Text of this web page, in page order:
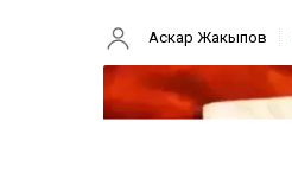
Аскар Жакыпов